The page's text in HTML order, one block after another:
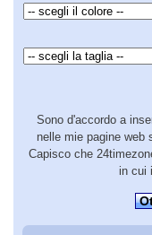
Sono d'accordo a
nelle mie pagine web
Capisco che
in cui